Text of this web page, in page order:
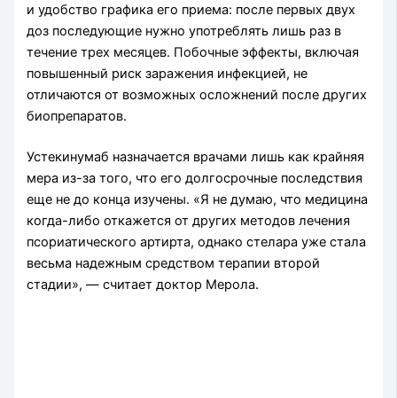
и удобство графика его приема: после первых двух
доз последующие нужно употреблять лишь раз в
течение трех месяцев. Побочные эффекты, включая
повышенный риск заражения инфекцией, не
отличаются от возможных осложнений после других
биопрепаратов.
Устекинумаб назначается врачами лишь как крайняя
мера из-за того, что его долгосрочные последствия
еще не до конца изучены. «Я не думаю, что медицина
когда-либо откажется от других методов лечения
псориатического артирта, однако стелара уже стала
весьма надежным средством терапии второй
стадии», — считает доктор Мерола.